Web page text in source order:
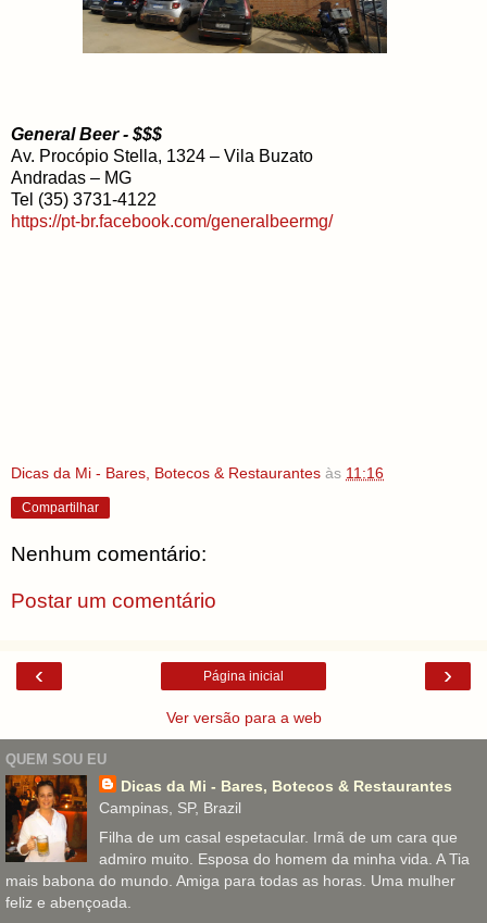
General Beer - $$$
Av. Procópio Stella, 1324 – Vila Buzato
Andradas – MG
Tel (35) 3731-4122
https://pt-br.facebook.com/generalbeermg/
Dicas da Mi - Bares, Botecos & Restaurantes às 11:16
Compartilhar
Nenhum comentário:
Postar um comentário
‹ ›
Página inicial
Ver versão para a web
QUEM SOU EU
Dicas da Mi - Bares, Botecos & Restaurantes
Campinas, SP, Brazil
Filha de um casal espetacular. Irmã de um cara que
admiro muito. Esposa do homem da minha vida. A Tia
mais babona do mundo. Amiga para todas as horas. Uma mulher
feliz e abençoada.